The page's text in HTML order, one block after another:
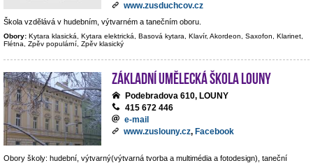
www.zusduchcov.cz
Škola vzdělává v hudebním, výtvarném a tanečním oboru.
Obory: Kytara klasická, Kytara elektrická, Basová kytara, Klavír, Akordeon, Saxofon, Klarinet,
Flétna, Zpěv populární, Zpěv klasický
Základní umělecká škola Louny
Podebradova 610, LOUNY
415 672 446
e-mail
www.zuslouny.cz, Facebook
Obory školy: hudební, výtvarný(výtvarná tvorba a multimédia a fotodesign), taneční